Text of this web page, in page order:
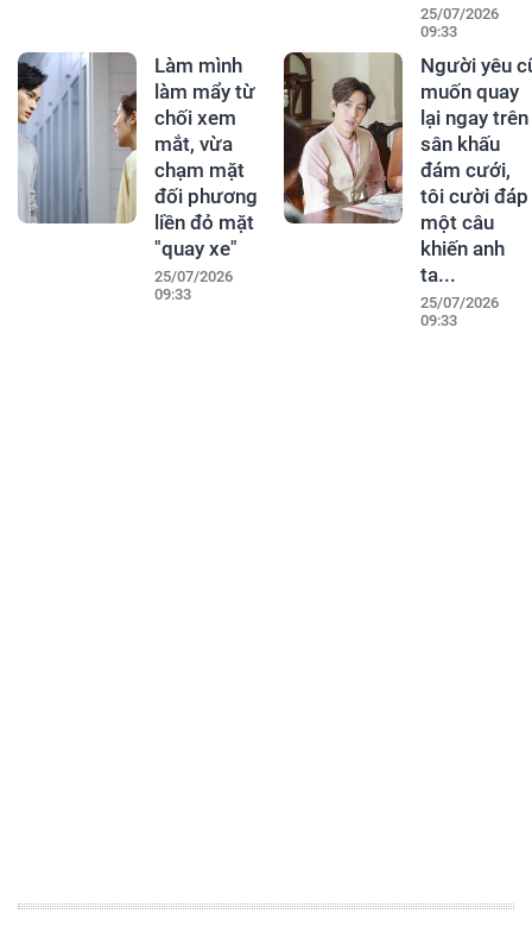
25/07/2026
09:33
Làm mình
làm mẩy từ
chối xem
mắt, vừa
chạm mặt
đối phương
liền đỏ mặt
"quay xe"
25/07/2026
09:33
Người yêu
muốn quay
lại ngay trên
sân khấu
đám cưới,
tôi cười đáp
một câu
khiến anh
ta...
25/07/2026
09:33